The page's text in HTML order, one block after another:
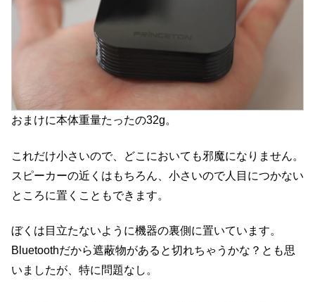
おまけに本体重量たったの32g。
これだけ小さいので、どこにおいても邪魔になりません。
スピーカーの近くはもちろん、小さいので人目につかない
ところに置くこともできます。
ぼくは目立たないように機器の裏側に置いています。
Bluetoothだから遮蔽物があると切れちゃうかな？とも思
いましたが、特に問題なし。